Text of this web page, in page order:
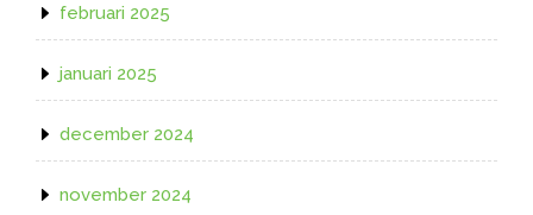
februari 2025
januari 2025
december 2024
november 2024